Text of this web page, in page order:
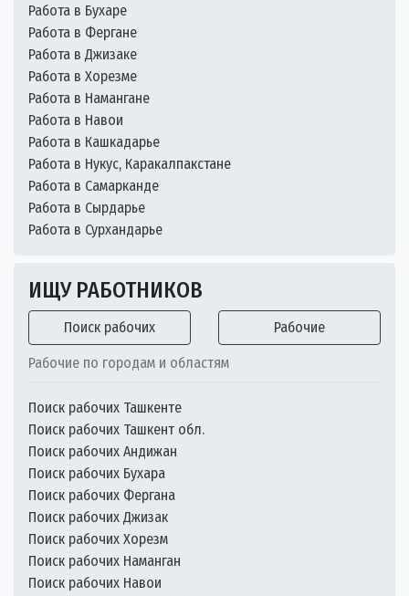
Работа в Бухаре
Работа в Фергане
Работа в Джизаке
Работа в Хорезме
Работа в Намангане
Работа в Навои
Работа в Кашкадарье
Работа в Нукус, Каракалпакстане
Работа в Самарканде
Работа в Сырдарье
Работа в Сурхандарье
ИЩУ РАБОТНИКОВ
Поиск рабочих Рабочие
Рабочие по городам и областям
Поиск рабочих Ташкенте
Поиск рабочих Ташкент обл.
Поиск рабочих Андижан
Поиск рабочих Бухара
Поиск рабочих Фергана
Поиск рабочих Джизак
Поиск рабочих Хорезм
Поиск рабочих Наманган
Поиск рабочих Навои